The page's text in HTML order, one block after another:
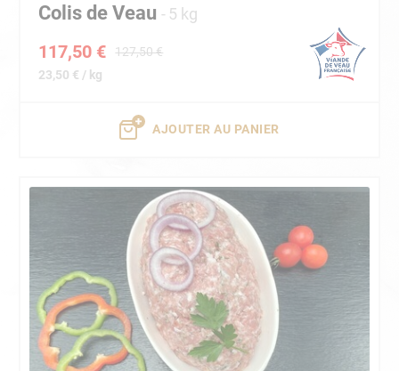
Colis de Veau 5 kg
127,50 €
117,50 €
23,50 € / kg
AJOUTER AU PANIER